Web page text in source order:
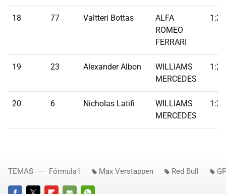
18 77 Valtteri Bottas
ALFA
ROMEO
FERRARI
19 23 Alexander Albon
WILLIAMS
MERCEDES
20 6 Nicholas Latifi
WILLIAMS
MERCEDES
TEMAS Fórmula1 Max Verstappen Red Bull